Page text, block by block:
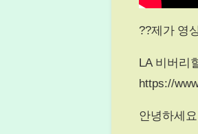
??제가 영
LA 비버리
https://
안녕하세